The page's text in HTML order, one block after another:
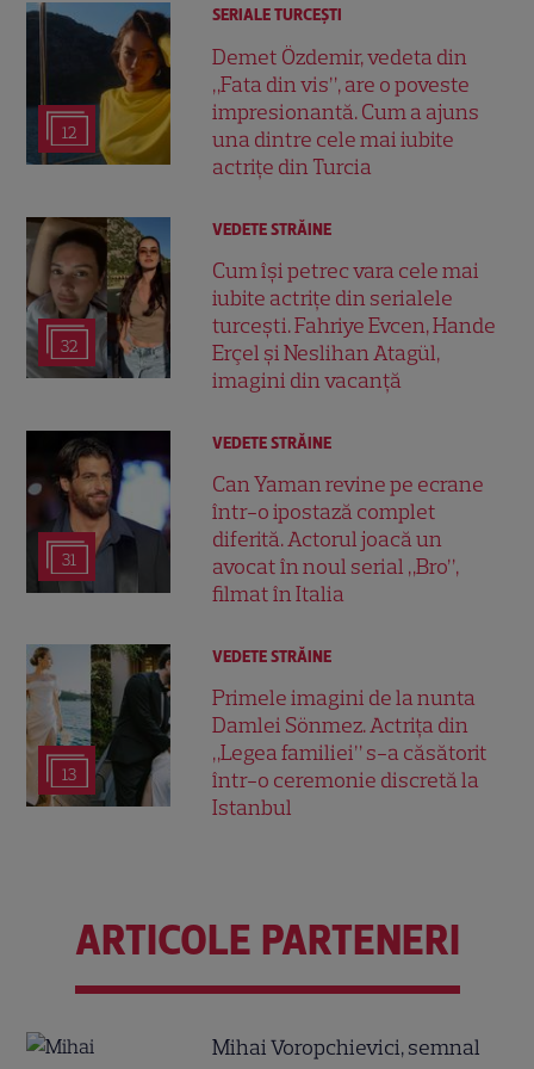
12
SERIALE TURCEŞTI
Demet Özdemir, vedeta din
„Fata din vis”, are o poveste
impresionantă. Cum a ajuns
una dintre cele mai iubite
actrițe din Turcia
32
VEDETE STRĂINE
Cum își petrec vara cele mai
iubite actrițe din serialele
turcești. Fahriye Evcen, Hande
Erçel și Neslihan Atagül,
imagini din vacanță
31
VEDETE STRĂINE
Can Yaman revine pe ecrane
într-o ipostază complet
diferită. Actorul joacă un
avocat în noul serial „Bro”,
filmat în Italia
13
VEDETE STRĂINE
Primele imagini de la nunta
Damlei Sönmez. Actrița din
„Legea familiei” s-a căsătorit
într-o ceremonie discretă la
Istanbul
ARTICOLE PARTENERI
Mihai Voropchievici, semnal